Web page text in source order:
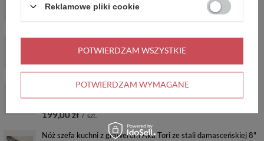
Tokyo Hammer
Nóż do obierania z grawerem Aka Tori ze stali damasceńskiej
3,5" - Kyoto Olive
120,00 zł
Nóż szefa kuchni z grawerem Aka Tori ze stali damasceńskiej 6"
- Kyoto Olive
199,00 zł / szt.
Nóż szefa kuchni z grawerem Aka Tori ze stali damasceńskiej 8"
Reklamowe pliki cookie
POTWIERDZAM WYMAGANE
POTWIERDZAM WSZYSTKIE